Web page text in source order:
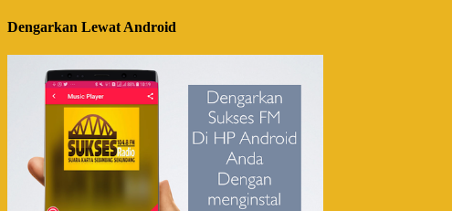
Dengarkan Lewat Android